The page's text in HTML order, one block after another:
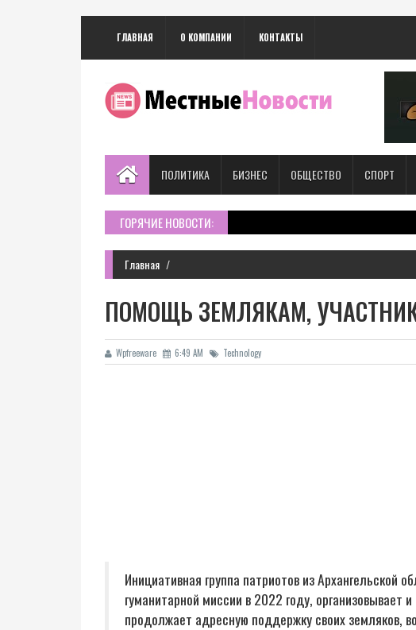
ГЛАВНАЯ О КОМПАНИИ КОНТАКТЫ
ПОЛИТИКА БИЗНЕС ОБЩЕСТВО СПОРТ
ГОРЯЧИЕ НОВОСТИ:
Главная
ПОМОЩЬ ЗЕМЛЯКАМ,
Wpfreeware 6:49 AM Technology
Инициативная группа патриотов из Архангельской
гуманитарной миссии в 2022 году, организовывает
продолжает адресную поддержку своих земляков,